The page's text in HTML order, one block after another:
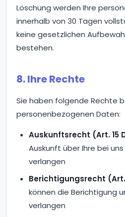
Löschung werden Ihre
innerhalb von 30 Tagen
keine gesetzlichen
bestehen.
8. Ihre Rechte
Sie haben folgende Rechte
personenbezogenen Daten:
Auskunftsrecht (Art. 15
Auskunft über Ihre bei
verlangen
Berichtigungsrecht (Art.
können die Berichtigung
verlangen